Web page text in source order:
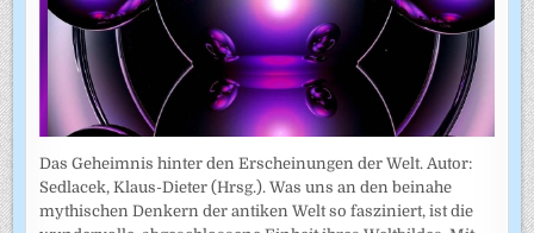
Das Geheimnis hinter den Erscheinungen der Welt. Autor:
Sedlacek, Klaus-Dieter (Hrsg.). Was uns an den beinahe
mythischen Denkern der antiken Welt so fasziniert, ist die